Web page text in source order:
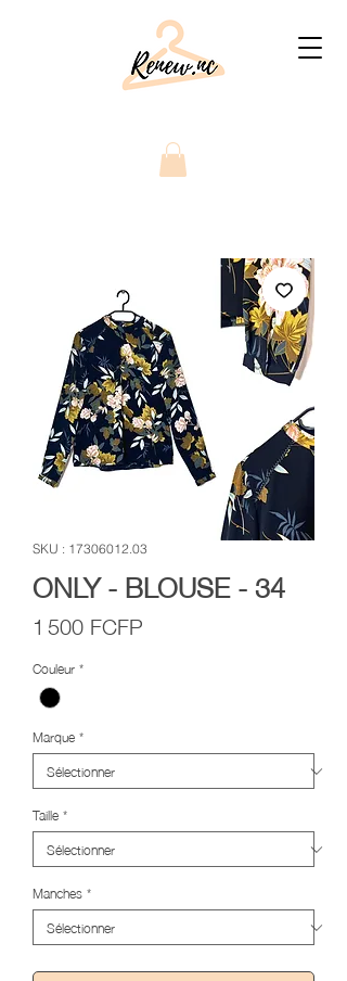
SKU : 17306012.03
ONLY - BLOUSE - 34
1 500 FCFP
Couleur*
Marque*
Taille*
Manches*